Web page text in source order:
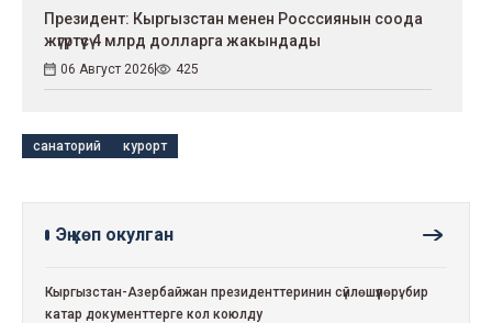
Президент: Кыргызстан менен Росссиянын соода
жүгүртүүсү 4 млрд долларга жакындады
06 Август 2026 425
санаторий курорт
Эң көп окулган
Кыргызстан-Азербайжан президенттеринин сүйлөшүүлөрү: бир
катар документтерге кол коюлду